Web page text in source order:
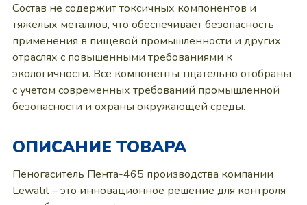
Состав не содержит токсичных компонентов и
тяжелых металлов, что обеспечивает безопасность
применения в пищевой промышленности и других
отраслях с повышенными требованиями к
экологичности. Все компоненты тщательно отобраны
с учетом современных требований промышленной
безопасности и охраны окружающей среды.
ОПИСАНИЕ ТОВАРА
Пеногаситель Пента-465 производства компании
Lewatit – это инновационное решение для контроля